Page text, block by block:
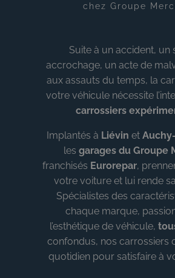
chez Groupe
Suite à un accident, un
accrochage, un acte de
aux assauts du temps, la
votre véhicule nécessite
carrossiers
Implantés à Liévin et
les garages du Groupe
franchisés Eurorepar,
votre voiture et lui rende
Spécialistes des
chaque marque,
l’esthétique de véhicule,
confondus, nos carrossiers
quotidien pour satisfaire à